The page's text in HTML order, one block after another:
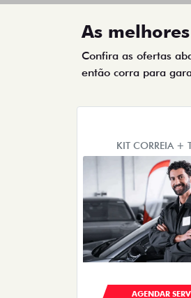
As
Confira as ofertas
então corra para
KIT CORREIA +
AGENDAR